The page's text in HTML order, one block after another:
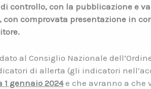
controllo, con la pubblicazione e
con comprovata presentazione in
al Consiglio Nazionale
di allerta (gli indicatori
gennaio 2024e che avranno a che